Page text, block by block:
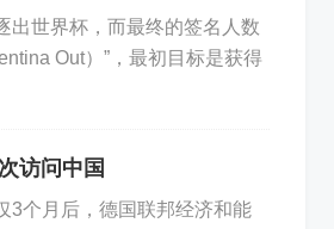
世界杯，而最终的签名人数
Out）”，最初目标是获得
访问中国
个月后，德国联邦经济和能